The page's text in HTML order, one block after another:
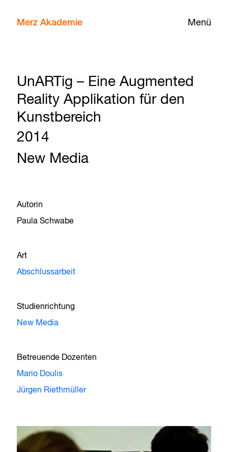
Menü
Merz Akademie
UnARTig – Eine Augmented
Reality Applikation für den
Kunstbereich
2014
New Media
Autorin
Paula Schwabe
Art
Abschlussarbeit
Studienrichtung
New Media
Betreuende Dozenten
Mario Doulis
Jürgen Riethmüller